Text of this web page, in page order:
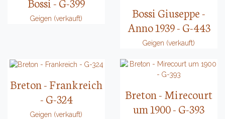
Geigen (verkauft)
Bossi Giuseppe -
Anno 1939 - G-443
Geigen (verkauft)
Breton - Frankreich
- G-324
Geigen (verkauft)
Breton - Mirecourt
um 1900 - G-393